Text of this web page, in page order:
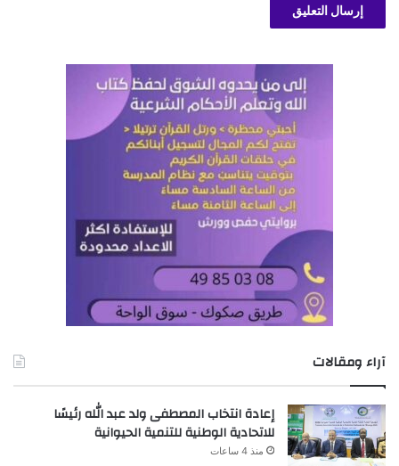
آراء ومقالات
إعادة انتخاب المصطفى ولد عبد الله رئيسًا
للاتحادية الوطنية للتنمية الحيوانية
منذ 4 ساعات